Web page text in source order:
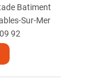
Batiment
Sur-Mer
92